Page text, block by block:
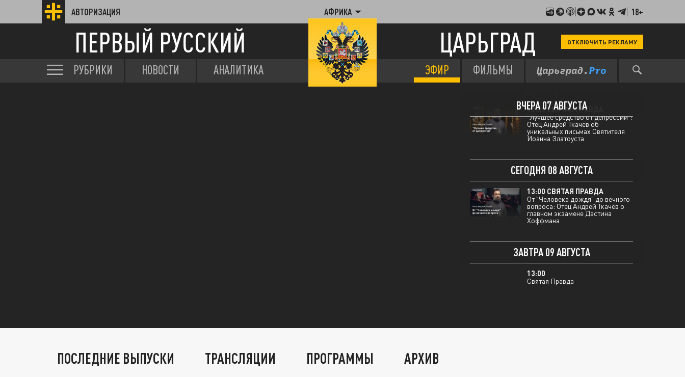
АВТОРИЗАЦИЯ АФРИКА 18+
ПЕРВЫЙ РУССКИЙ ЦАРЬГРАД ОТКЛЮЧИТЬ РЕКЛАМУ
РУБРИКИ НОВОСТИ АНАЛИТИКА ЭФИР ФИЛЬМЫ
ВЧЕРА 07 АВГУСТА
12:00 МЫ В КУРСЕ
Два покушения и теракт на
13:00 СВЯТАЯ ПРАВДА
"Лучшее средство от депрессии":
Отец Андрей Ткачёв об
уникальных письмах Святителя
Иоанна Златоуста
СЕГОДНЯ 08 АВГУСТА
13:00 СВЯТАЯ ПРАВДА
От "Человека дождя" до вечного
вопроса: Отец Андрей Ткачёв о
главном экзамене Дастина
Хоффмана
ЗАВТРА 09 АВГУСТА
13:00
Святая Правда
ПОСЛЕДНИЕ ВЫПУСКИ ТРАНСЛЯЦИИ ПРОГРАММЫ АРХИВ